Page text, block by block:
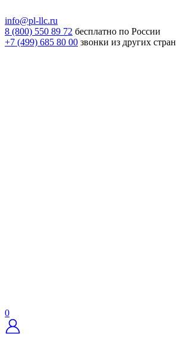
info@pl-llc.ru
8 (800) 550 89 72 бесплатно по России
+7 (499) 685 80 00 звонки из других стран
0